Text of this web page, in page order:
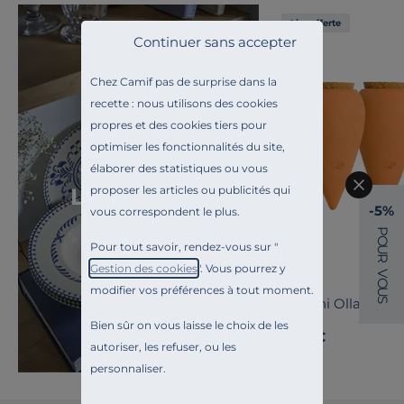
Chez Camif pas de surprise dans la
recette : nous utilisons des cookies
propres et des cookies tiers pour
optimiser les fonctionnalités du site,
élaborer des statistiques ou vous
proposer les articles ou publicités qui
vous correspondent le plus.
Pour tout savoir, rendez-vous sur "
Gestion des cookies". Vous pourrez y
modifier vos préférences à tout moment.
Bien sûr on vous laisse le choix de les
autoriser, les refuser, ou les
personnaliser.
Continuer sans accepter
Toute l'inspiration
La Rochelle
Liv. offerte
PEPIN
Trio Mini Olla - Les
39,90 €
-5%
P
O
U
R
V
O
U
S